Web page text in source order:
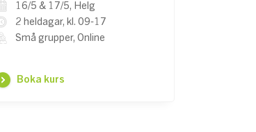
16/5 & 17/5, Helg
2 heldagar, kl. 09-17
Små grupper, Online
Boka kurs